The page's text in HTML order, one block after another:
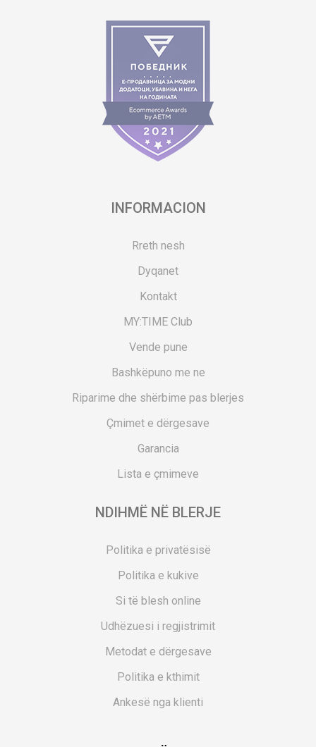
INFORMACION
Rreth nesh
Dyqanet
Kontakt
MY:TIME Club
Vende pune
Bashkëpuno me ne
Riparime dhe shërbime pas blerjes
Çmimet e dërgesave
Garancia
Lista e çmimeve
NDIHMË NË BLERJE
Politika e privatësisë
Politika e kukive
Si të blesh online
Udhëzuesi i regjistrimit
Metodat e dërgesave
Politika e kthimit
Ankesë nga klienti